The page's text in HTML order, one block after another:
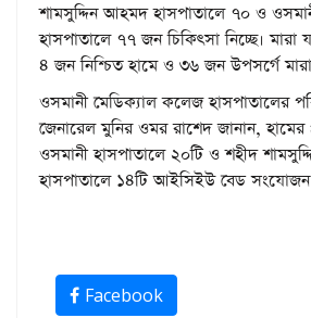
শামসুদ্দিন আহমদ হাসপাতালে ৭০ ও
হাসপাতালে ৭৭ জন চিকিৎসা নিচ্ছে।
৪ জন নিশ্চিত হামে ও ৩৬ জন উপসর্গে
ওসমানী মেডিক্যাল কলেজ হাসপাতালের
জেনারেল মুনির ওমর রাশেদ জানান,
ওসমানী হাসপাতালে ২০টি ও শহীদ
হাসপাতালে ১৪টি আইসিইউ বেড সংযোজন
Facebook